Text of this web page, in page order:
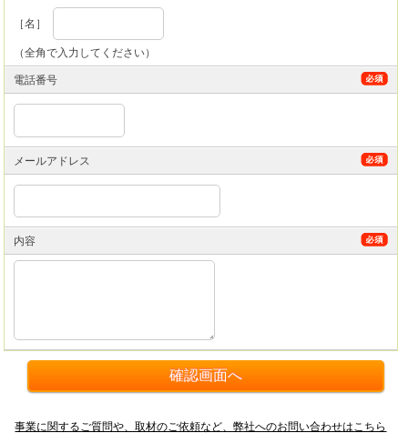
［名］
（全角で入力してください）
電話番号
メールアドレス
内容
事業に関するご質問や、取材のご依頼など、弊社へのお問い合わせはこちら